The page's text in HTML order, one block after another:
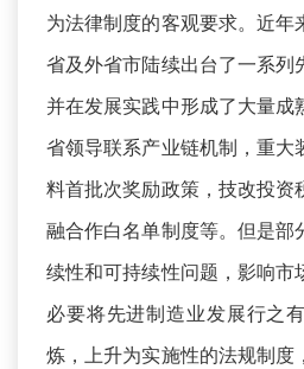
为法律制度的客观要求。近年
省及外省市陆续出台了一系列
并在发展实践中形成了大量成
省领导联系产业链机制，重大
料首批次奖励政策，技改投资
融合作白名单制度等。但是部
续性和可持续性问题，影响市
必要将先进制造业发展行之
炼，上升为实施性的法规制度